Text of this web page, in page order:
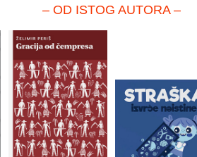
– OD ISTOG AUTORA –